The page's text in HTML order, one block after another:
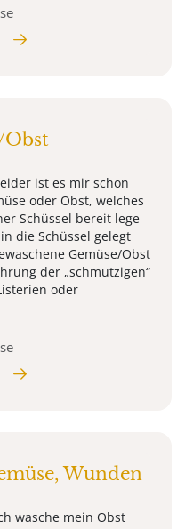
Obst
ist es mir schon
oder Obst, welches
Schüssel bereit lege
die Schüssel gelegt
Gemüse/Obst
der „schmutzigen“
oder
Wunden
wasche mein Obst